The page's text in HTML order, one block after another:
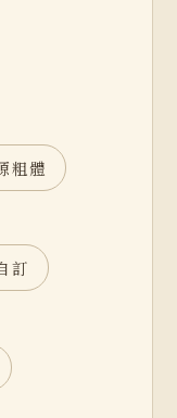
粗體
訂